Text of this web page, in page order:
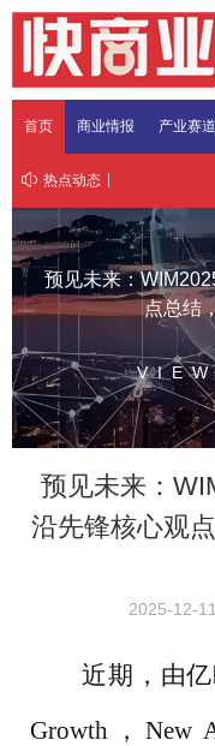
首页 商业情报 产业赛道
热点动态
预见未来：
点总结
预见未来：
沿先锋核心观
2025-12-
近期，由
Growth，New